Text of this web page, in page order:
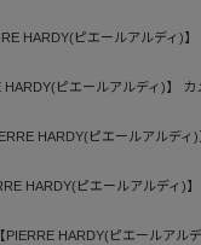
HARDY(ピエールアルディ)
HARDY(ピエールアルディ)】
HARDY(ピエールアルデ
HARDY(ピエールアルディ)
【PIERRE HARDY(ピエールアル